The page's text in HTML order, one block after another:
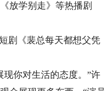
放学别走》等热播剧
剧《裴总每天都想父凭
你对生活的态度。”许